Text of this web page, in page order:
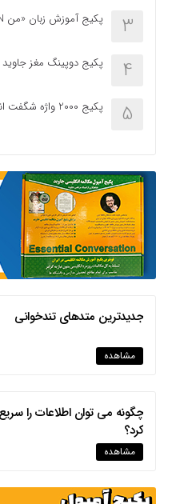
3 پکیج آموزش زبان «من CAN» (ویژه کودکان)
4 پکیج دوپینگ مغز جاوید
5 پکیج 2000 واژه شگفت انگیز جاوید
جدیدترین متدهای تندخوانی
مشاهده
چگونه می توان اطلاعات را
کرد؟
مشاهده